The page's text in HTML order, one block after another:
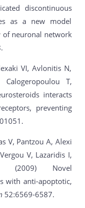
discontinuous
as a new model
of neuronal network
VI, Avlonitis N,
T,
interacts
preventing
V, Pantzou A, Alexi
V, Lazaridis I,
(2009) Novel
with anti-apoptotic,
52:6569-6587.